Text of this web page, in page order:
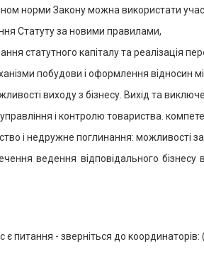
норми Закону можна використати
Статуту за новими правилами,
статутного капіталу та реалізація
побудови і оформлення відносин
виходу з бізнесу. Вихід та
і контролю товариства.
і недружне поглинання: можливості
ведення відповідального
є питання - зверніться до